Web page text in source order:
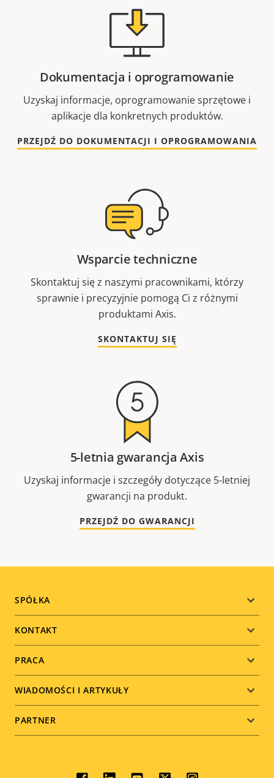
Dokumentacja i oprogramowanie
Uzyskaj informacje, oprogramowanie sprzętowe i
aplikacje dla konkretnych produktów.
PRZEJDŹ DO DOKUMENTACJI I OPROGRAMOWANIA
Wsparcie techniczne
Skontaktuj się z naszymi pracownikami, którzy
sprawnie i precyzyjnie pomogą Ci z różnymi
produktami Axis.
SKONTAKTUJ SIĘ
5-letnia gwarancja Axis
Uzyskaj informacje i szczegóły dotyczące 5-letniej
gwarancji na produkt.
PRZEJDŹ DO GWARANCJI
Footer
menu
SPÓŁKA
KONTAKT
PRACA
WIADOMOŚCI I ARTYKUŁY
PARTNER